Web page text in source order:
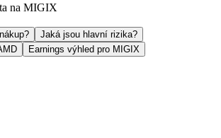
na MIGIX
Jaká jsou hlavní rizika?
Earnings výhled pro MIGIX